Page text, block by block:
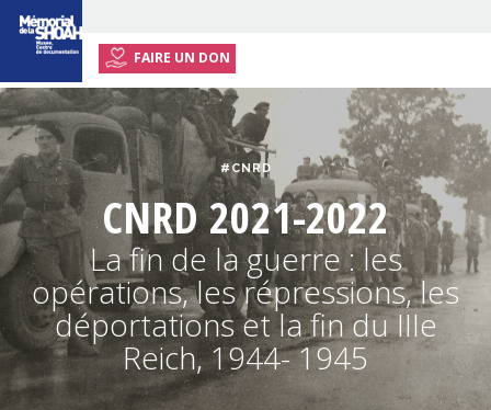
FAIRE UN DON
ACCUEIL
EXPOSITION ITINÉRANTE
ACTIVITÉS
RESSOURCES
ENSEIGNANTS
INFOS PRATIQUES
#CNRD
CNRD 2021-2022
La fin de la guerre : les
opérations, les répressions, les
déportations et la fin du IIIe
Reich, 1944- 1945